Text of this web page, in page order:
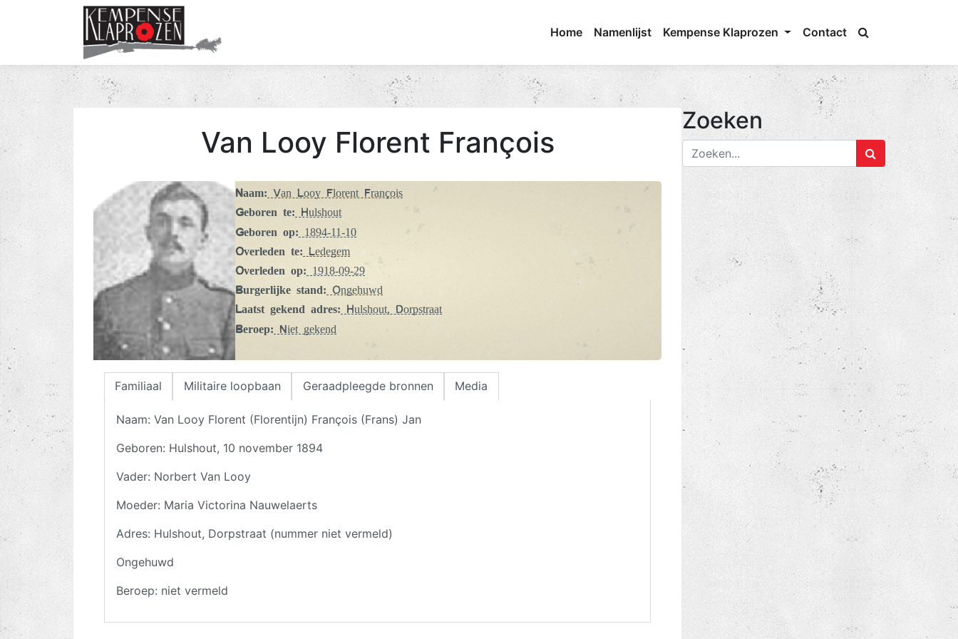
Home Namenlijst Kempense Klaprozen Contact
Van Looy Florent François
Naam: Van Looy Florent François
Geboren te: Hulshout
Geboren op: 1894-11-10
Overleden te: Ledegem
Overleden op: 1918-09-29
Burgerlijke stand: Ongehuwd
Laatst gekend adres: Hulshout, Dorpstraat
Beroep: Niet gekend
Familiaal Militaire loopbaan Geraadpleegde bronnen Media
Naam: Van Looy Florent (Florentijn) François (Frans) Jan
Geboren: Hulshout, 10 november 1894
Vader: Norbert Van Looy
Moeder: Maria Victorina Nauwelaerts
Adres: Hulshout, Dorpstraat (nummer niet vermeld)
Ongehuwd
Beroep: niet vermeld
Zoeken